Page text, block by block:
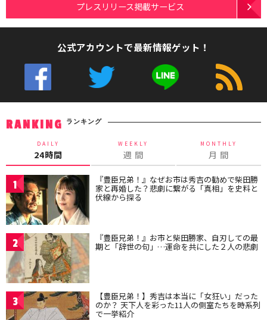
プレスリリース掲載サービス
公式アカウントで最新情報ゲット！
RANKING ランキング
DAILY
24時間
WEEKLY
週 間
MONTHLY
月 間
1 『豊臣兄弟！』なぜお市は秀吉の勧めで柴田勝
家と再婚した？悲劇に繋がる「真相」を史料と
伏線から探る
2 『豊臣兄弟！』お市と柴田勝家、自刃しての最
期と「辞世の句」…運命を共にした２人の悲劇
3 【豊臣兄弟！】秀吉は本当に「女狂い」だった
のか？ 天下人を彩った11人の側室たちを時系列
で一挙紹介